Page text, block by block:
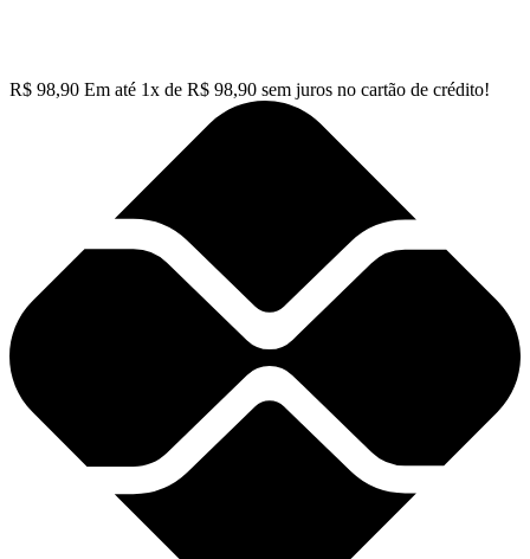
R$ 98,90 Em até 1x de R$ 98,90 sem juros no cartão de crédito!